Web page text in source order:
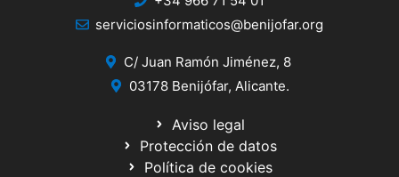
serviciosinformaticos@benijofar.org
C/ Juan Ramón Jiménez, 8
03178 Benijófar, Alicante.
Aviso legal
Protección de datos
Política de cookies